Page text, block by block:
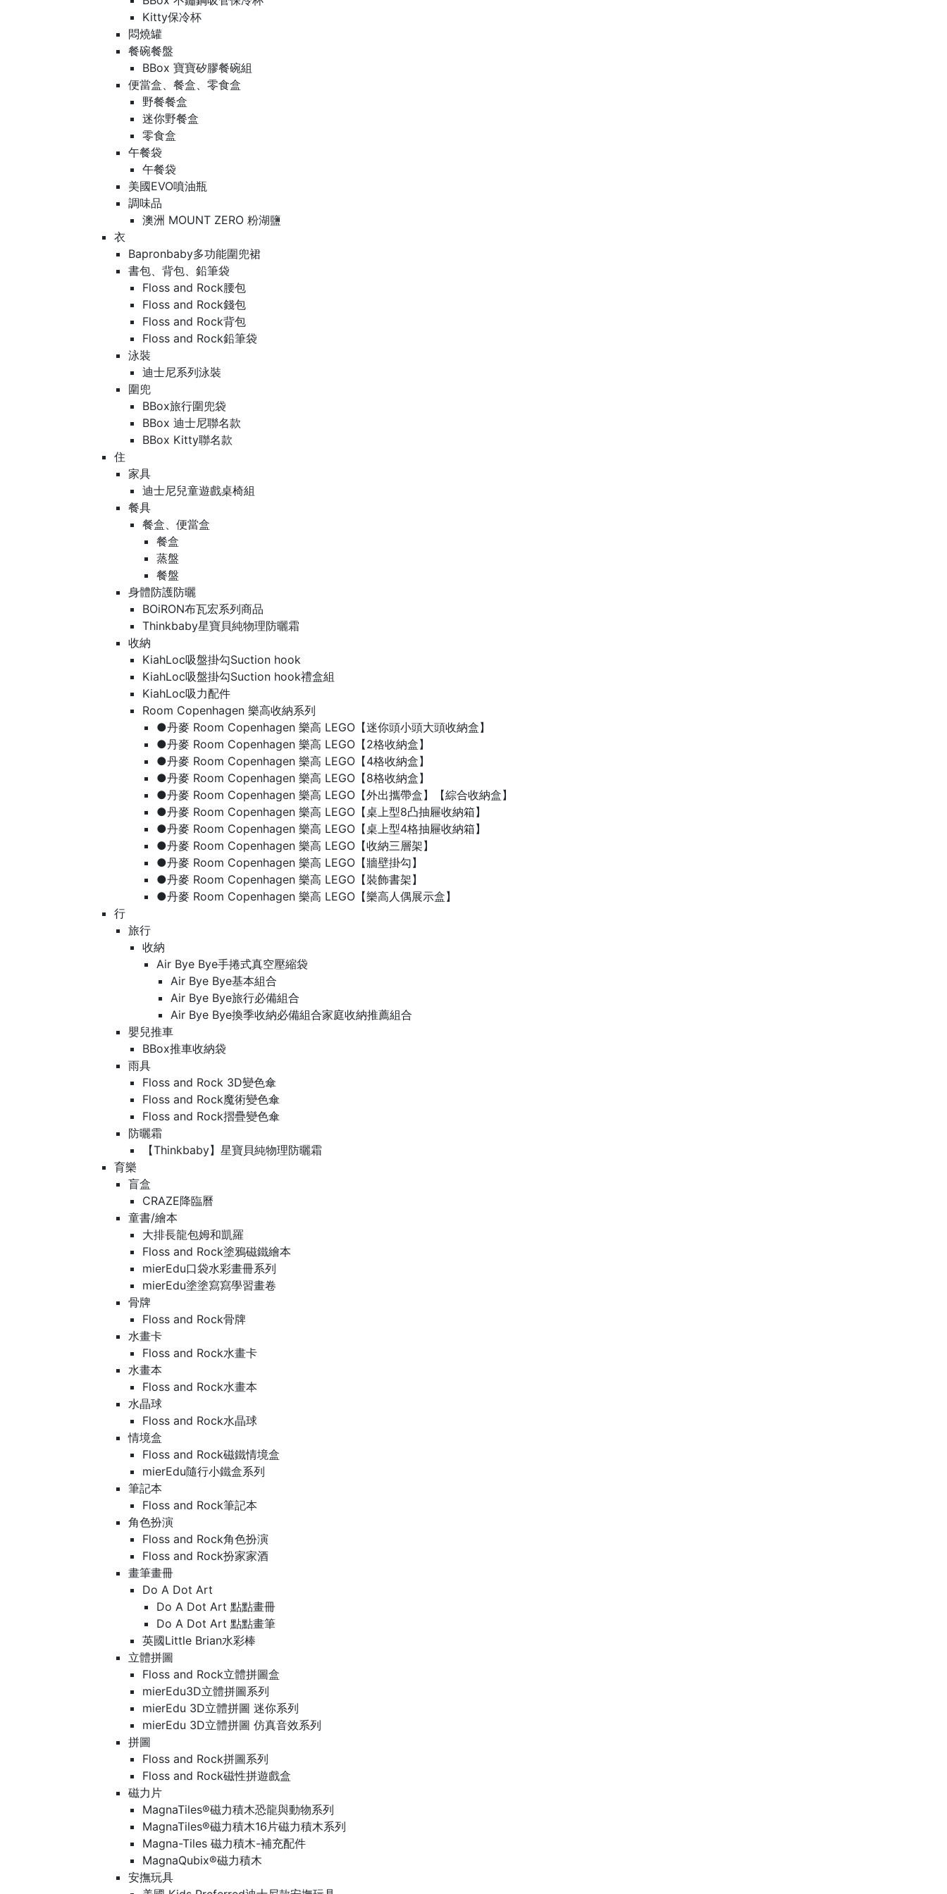
Kitty保冷杯
悶燒罐
餐碗餐盤
BBox 寶寶矽膠餐碗組
便當盒、餐盒、零食盒
野餐餐盒
迷你野餐盒
零食盒
午餐袋
午餐袋
美國EVO噴油瓶
調味品
澳洲 MOUNT ZERO 粉湖鹽
衣
Bapronbaby多功能圍兜裙
書包、背包、鉛筆袋
Floss and Rock腰包
Floss and Rock錢包
Floss and Rock背包
Floss and Rock鉛筆袋
泳裝
迪士尼系列泳裝
圍兜
BBox旅行圍兜袋
BBox 迪士尼聯名款
BBox Kitty聯名款
住
家具
迪士尼兒童遊戲桌椅組
餐具
餐盒、便當盒
餐盒
蒸盤
餐盤
身體防護防曬
BOiRON布瓦宏系列商品
Thinkbaby星寶貝純物理防曬霜
收納
KiahLoc吸盤掛勾Suction hook
KiahLoc吸盤掛勾Suction hook禮盒組
KiahLoc吸力配件
Room Copenhagen 樂高收納系列
●丹麥 Room Copenhagen 樂高 LEGO【迷你頭小頭大頭收納盒】
●丹麥 Room Copenhagen 樂高 LEGO【2格收納盒】
●丹麥 Room Copenhagen 樂高 LEGO【4格收納盒】
●丹麥 Room Copenhagen 樂高 LEGO【8格收納盒】
●丹麥 Room Copenhagen 樂高 LEGO【外出攜帶盒】【綜合收納盒】
●丹麥 Room Copenhagen 樂高 LEGO【桌上型8凸抽屜收納箱】
●丹麥 Room Copenhagen 樂高 LEGO【桌上型4格抽屜收納箱】
●丹麥 Room Copenhagen 樂高 LEGO【收納三層架】
●丹麥 Room Copenhagen 樂高 LEGO【牆壁掛勾】
●丹麥 Room Copenhagen 樂高 LEGO【裝飾書架】
●丹麥 Room Copenhagen 樂高 LEGO【樂高人偶展示盒】
行
旅行
收納
Air Bye Bye手捲式真空壓縮袋
Air Bye Bye基本組合
Air Bye Bye旅行必備組合
Air Bye Bye換季收納必備組合家庭收納推薦組合
嬰兒推車
BBox推車收納袋
雨具
Floss and Rock 3D變色傘
Floss and Rock魔術變色傘
Floss and Rock摺疊變色傘
防曬霜
【Thinkbaby】星寶貝純物理防曬霜
育樂
盲盒
CRAZE降臨曆
童書/繪本
大排長龍包姆和凱羅
Floss and Rock塗鴉磁鐵繪本
mierEdu口袋水彩畫冊系列
mierEdu塗塗寫寫學習畫卷
骨牌
Floss and Rock骨牌
水畫卡
Floss and Rock水畫卡
水畫本
Floss and Rock水畫本
水晶球
Floss and Rock水晶球
情境盒
Floss and Rock磁鐵情境盒
mierEdu隨行小鐵盒系列
筆記本
Floss and Rock筆記本
角色扮演
Floss and Rock角色扮演
Floss and Rock扮家家酒
畫筆畫冊
Do A Dot Art
Do A Dot Art 點點畫冊
Do A Dot Art 點點畫筆
英國Little Brian水彩棒
立體拼圖
Floss and Rock立體拼圖盒
mierEdu3D立體拼圖系列
mierEdu 3D立體拼圖 迷你系列
mierEdu 3D立體拼圖 仿真音效系列
拼圖
Floss and Rock拼圖系列
Floss and Rock磁性拼遊戲盒
磁力片
MagnaTiles®磁力積木恐龍與動物系列
MagnaTiles®磁力積木16片磁力積木系列
Magna-Tiles 磁力積木-補充配件
MagnaQubix®磁力積木
安撫玩具